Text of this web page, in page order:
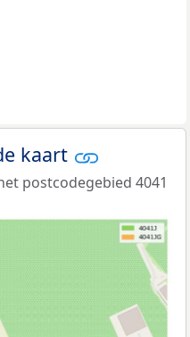
kaart
postcodegebied 4041